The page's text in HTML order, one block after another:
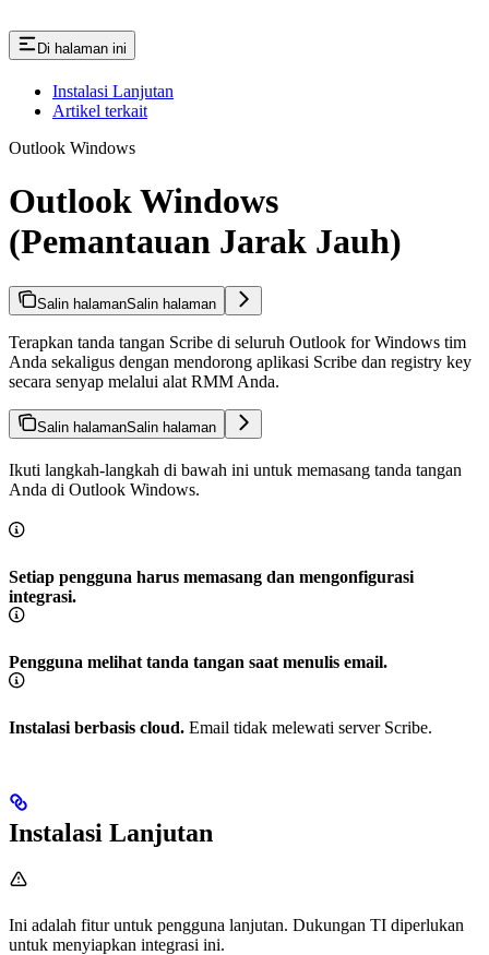
Di halaman ini
Instalasi Lanjutan
Artikel terkait
Outlook Windows
Outlook Windows
(Pemantauan Jarak Jauh)
Salin halamanSalin halaman
Terapkan tanda tangan Scribe di seluruh Outlook for Windows tim
Anda sekaligus dengan mendorong aplikasi Scribe dan registry key
secara senyap melalui alat RMM Anda.
Salin halamanSalin halaman
Ikuti langkah-langkah di bawah ini untuk memasang tanda tangan
Anda di Outlook Windows.
Setiap pengguna harus memasang dan mengonfigurasi
integrasi.
Pengguna melihat tanda tangan saat menulis email.
Instalasi berbasis cloud. Email tidak melewati server Scribe.
Instalasi Lanjutan
Ini adalah fitur untuk pengguna lanjutan. Dukungan TI diperlukan
untuk menyiapkan integrasi ini.